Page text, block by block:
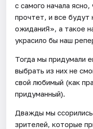
с самого начала
прочтет, и все будут
ожиданиЯ», а такое
украсило бы наш
Тогда мы придумали
выбрать из них не
свой любимый (как
придуманный).
Дважды мы
зрителей, которые